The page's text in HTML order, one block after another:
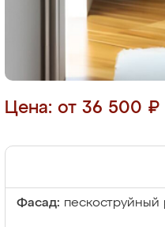
Цена: от 36 500 ₽
Фасад: пескоструйный